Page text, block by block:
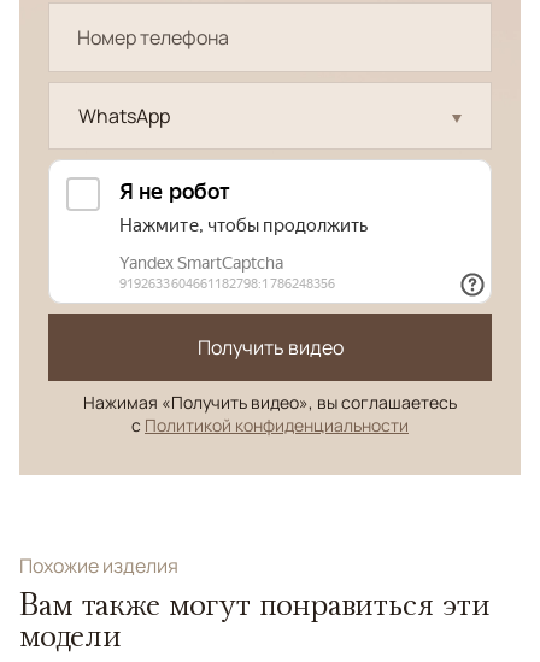
WhatsApp
Получить видео
Нажимая «Получить видео», вы соглашаетесь
с Политикой конфиденциальности
Похожие изделия
Вам также могут понравиться эти
модели